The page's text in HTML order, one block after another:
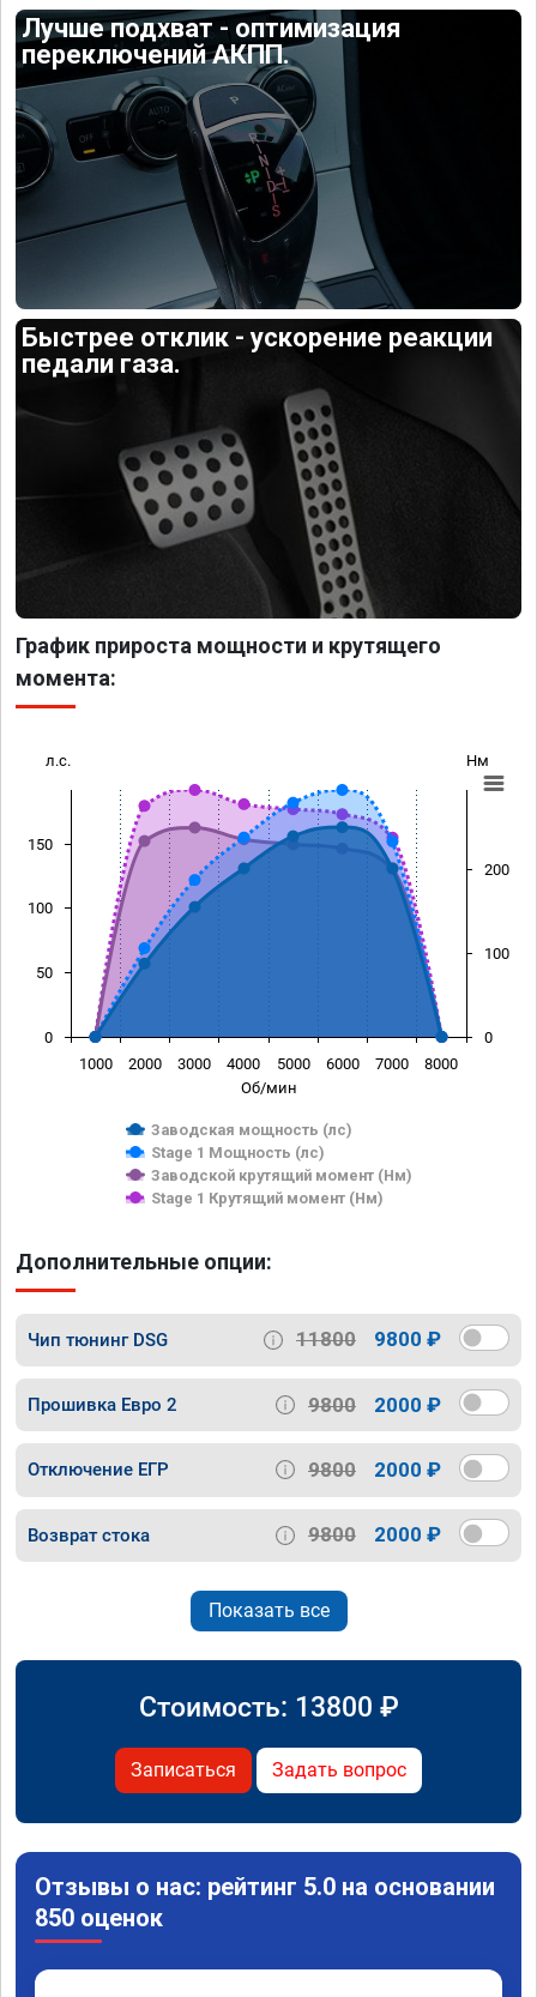
Лучше подхват - оптимизация
переключений АКПП.
Быстрее отклик - ускорение реакции
педали газа.
График прироста мощности и крутящего
момента:
Об/мин
л.с. Нм
Заводская мощность (лс)
Stage 1 Мощность (лс)
Заводской крутящий момент (Нм)
Stage 1 Крутящий момент (Нм)
1000 2000 3000 4000 5000 6000 7000 8000
0
50
100
150
0
100
200
Дополнительные опции:
Чип тюнинг DSG 11800 9800 ₽
Прошивка Евро 2 9800 2000 ₽
Отключение ЕГР 9800 2000 ₽
Возврат стока 9800 2000 ₽
Показать все
Стоимость: 13800 ₽
Записаться Задать вопрос
Отзывы о нас: рейтинг 5.0 на основании
850 оценок